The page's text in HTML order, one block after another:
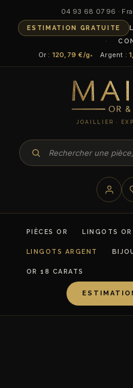
04 93 68 07 96 ·
ESTIMATION GRATUITE
Or : 120,79 €/g Argent :
JOAILLIER ·
PIÈCES OR LINGOTS OR
LINGOTS ARGENT
OR 18 CARATS